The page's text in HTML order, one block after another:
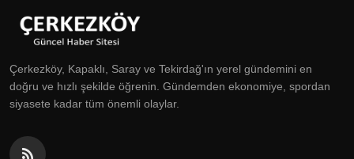
Çerkezköy, Kapaklı, Saray ve Tekirdağ'ın yerel gündemini en
doğru ve hızlı şekilde öğrenin. Gündemden ekonomiye, spordan
siyasete kadar tüm önemli olaylar.